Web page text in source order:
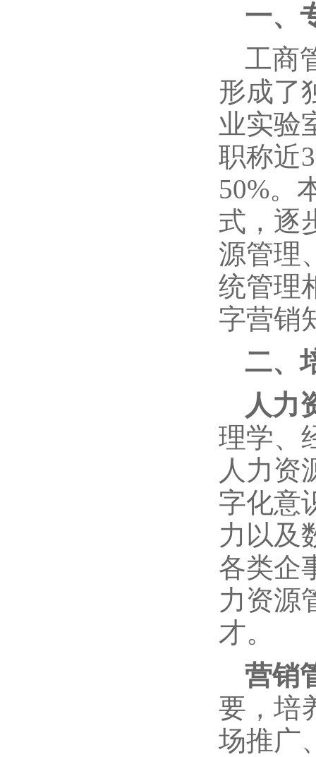
一、
工商
形成了
业实验
职称近
50%。
式，逐
源管理
统管理
字营销
二、
人力
理学、
人力资
字化意
力以及
各类企
力资源
才。
营销
要，培
场推广